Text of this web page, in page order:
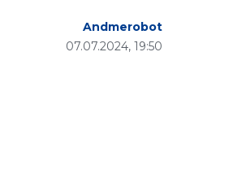
07.07.2024, 19:50
Andmerobot